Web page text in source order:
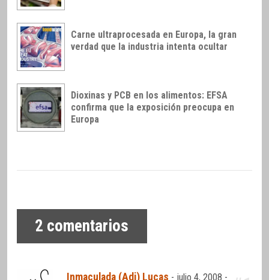
Carne ultraprocesada en Europa, la gran
verdad que la industria intenta ocultar
Dioxinas y PCB en los alimentos: EFSA
confirma que la exposición preocupa en
Europa
2 comentarios
Inmaculada (Adi) Lucas - julio 4, 2008 -